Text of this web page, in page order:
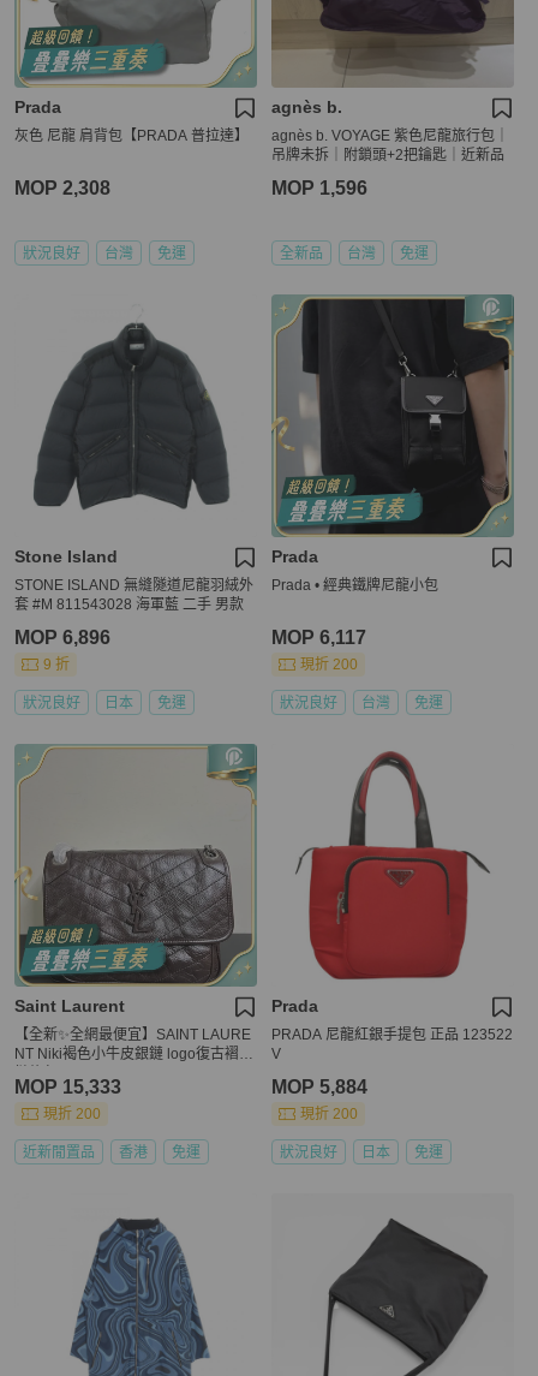
Prada
灰色 尼龍 肩背包【PRADA 普拉達】
MOP 2,308
狀況良好 台灣 免運
agnès b.
agnès b. VOYAGE 紫色尼龍旅行包｜
吊牌未拆｜附鎖頭+2把鑰匙｜近新品
MOP 1,596
全新品 台灣 免運
Stone Island
STONE ISLAND 無縫隧道尼龍羽絨外
套 #M 811543028 海軍藍 二手 男款
MOP 6,896
9 折
狀況良好 日本 免運
Prada
Prada • 經典鐵牌尼龍小包
MOP 6,117
現折 200
狀況良好 台灣 免運
Saint Laurent
【全新✨全網最便宜】SAINT LAURE
NT Niki褐色小牛皮銀鏈 logo復古褶皺
MOP 15,333
現折 200
近新閒置品 香港 免運
Prada
PRADA 尼龍紅銀手提包 正品 123522
V
MOP 5,884
現折 200
狀況良好 日本 免運